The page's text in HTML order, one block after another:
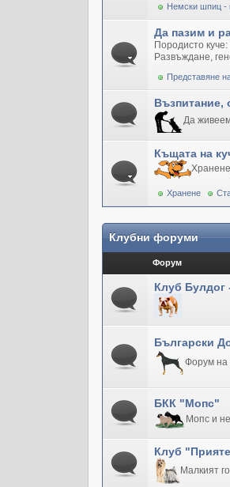
Немски шпиц -
Да пазим и
Породисто
Развъждане,
Представяне
Възпитание,
Да
Къщата на
Хранене
Клубни форуми
Форум
Клуб Булдог
Български
Форум на
БКК "Мопс"
Мопс и
Клуб
Малкият